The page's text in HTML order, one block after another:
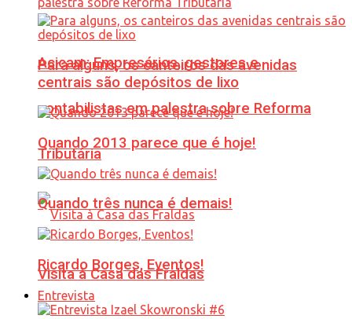
Acicam: Empresários, gestores e
contabilistas em palestra sobre Reforma
Tributária
Visita à Casa das Fraldas
Para alguns, os canteiros das avenidas
centrais são depósitos de lixo
Quando 2013 parece que é hoje!
Quando três nunca é demais!
Ricardo Borges, Eventos!
Entrevista